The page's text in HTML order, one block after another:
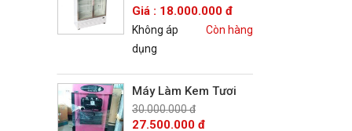
Giá : 18.000.000 đ
Không áp
dụng
Còn hàng
Máy Làm Kem Tươi
30.000.000 đ
27.500.000 đ